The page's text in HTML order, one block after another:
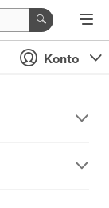
Konto